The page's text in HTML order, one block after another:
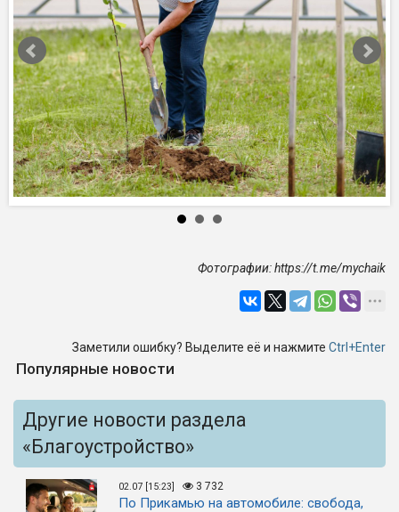
Фотографии: https://t.me/mychaik
Заметили ошибку? Выделите её и нажмите Ctrl+Enter
Популярные новости
Другие новости раздела
«Благоустройство»
02.07 [15:23] 3 732
По Прикамью на автомобиле: свобода,